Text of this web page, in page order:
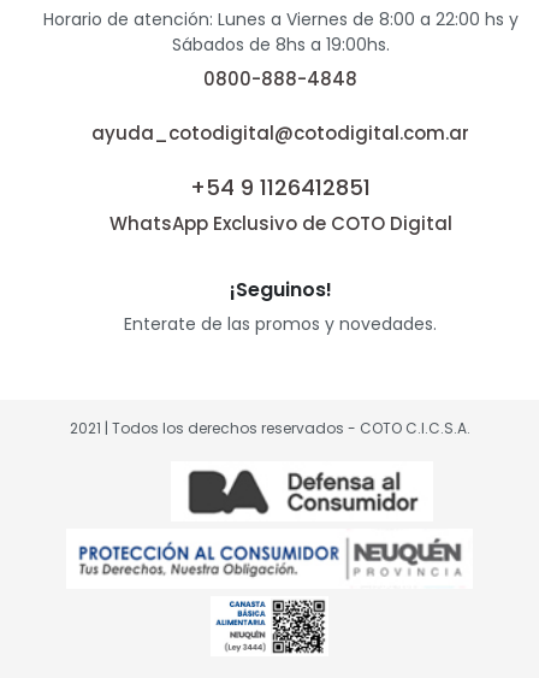
Horario de atención: Lunes a Viernes de 8:00 a 22:00 hs y
Sábados de 8hs a 19:00hs.
0800-888-4848
ayuda_cotodigital@cotodigital.com.ar
+54 9 1126412851
WhatsApp Exclusivo de COTO Digital
¡Seguinos!
Enterate de las promos y novedades.
2021 | Todos los derechos reservados - COTO C.I.C.S.A.